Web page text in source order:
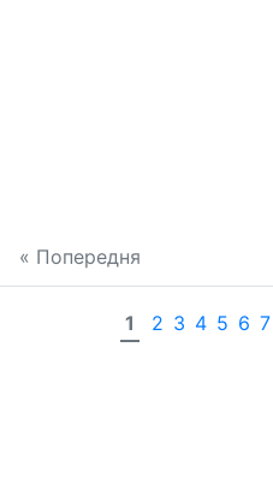
« Попередня
1 2 3 4 5 6 7